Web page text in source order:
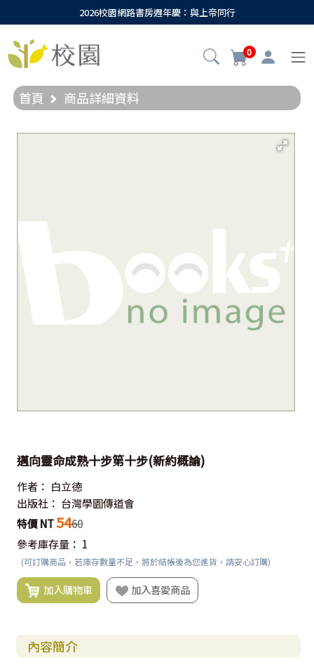
2026校園網路書房週年慶：與上帝同行
0
首頁 商品詳細資料
邁向靈命成熟十步第十步(新約概論)
作者： 白立德
出版社： 台灣學園傳道會
特價 NT5460
參考庫存量： 1
(可訂購商品，若庫存數量不足，將於結帳後為您進貨，請安心訂購)
加入購物車 加入喜愛商品
內容簡介